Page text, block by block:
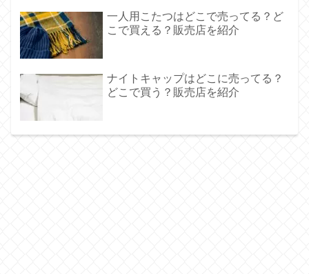
一人用こたつはどこで売ってる？ど
こで買える？販売店を紹介
ナイトキャップはどこに売ってる？
どこで買う？販売店を紹介